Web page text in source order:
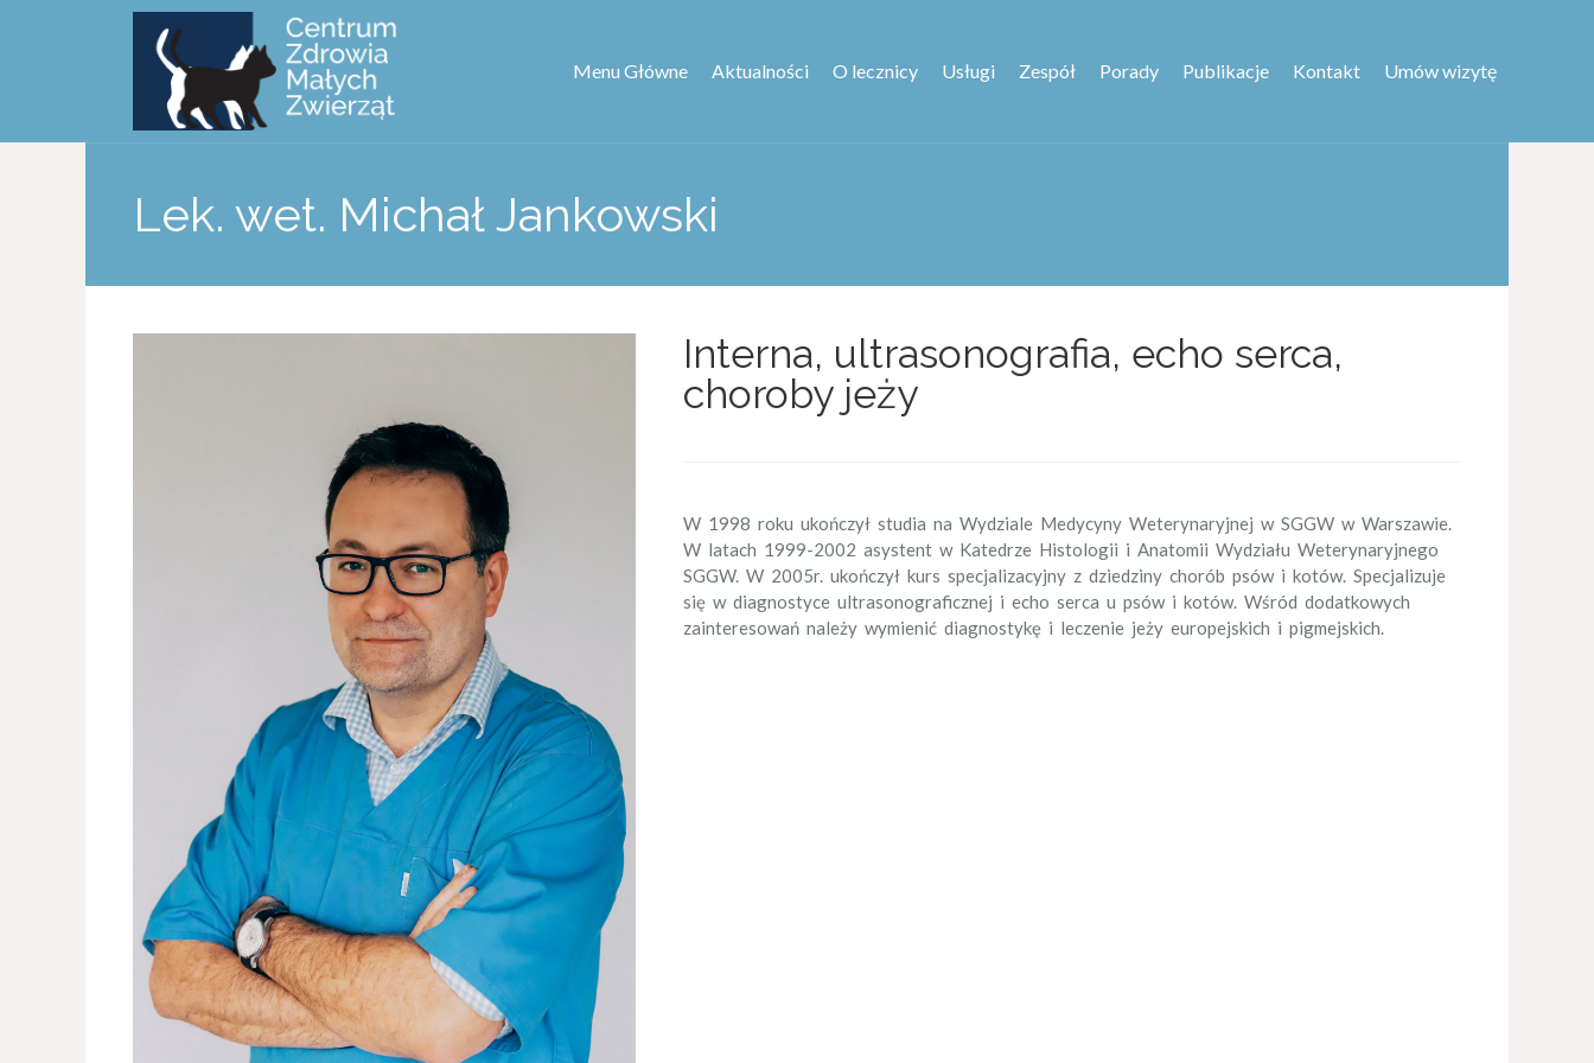
Menu Główne Aktualności O lecznicy Usługi Zespół Porady Publikacje Kontakt Umów wizytę
Lek. wet. Michał Jankowski
Interna, ultrasonografia, echo serca,
choroby jeży
W 1998 roku ukończył studia na Wydziale Medycyny Weterynaryjnej w SGGW w Warszawie.
W latach 1999-2002 asystent w Katedrze Histologii i Anatomii Wydziału Weterynaryjnego
SGGW. W 2005r. ukończył kurs specjalizacyjny z dziedziny chorób psów i kotów. Specjalizuje
się w diagnostyce ultrasonograficznej i echo serca u psów i kotów. Wśród dodatkowych
zainteresowań należy wymienić diagnostykę i leczenie jeży europejskich i pigmejskich.